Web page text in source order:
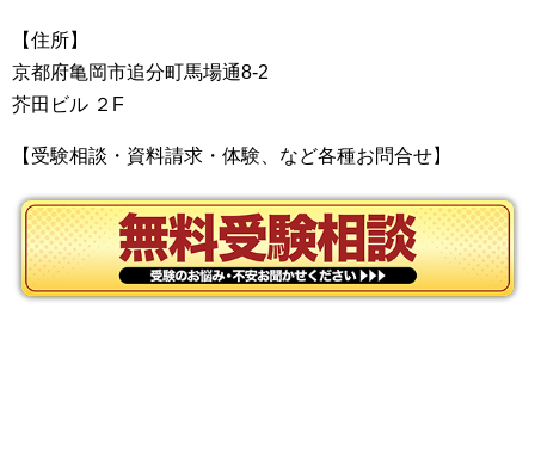
【住所】
京都府亀岡市追分町馬場通8-2
芥田ビル ２F
【受験相談・資料請求・体験、など各種お問合せ】